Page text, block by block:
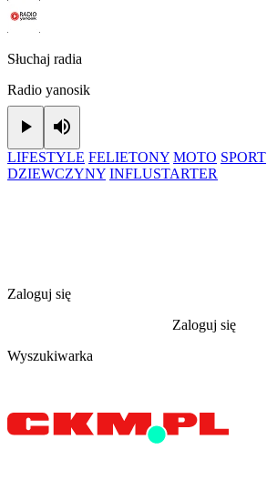
Słuchaj radia
Radio yanosik
Play
LIFESTYLE FELIETONY MOTO SPORT
DZIEWCZYNY INFLUSTARTER
Zaloguj się
Zaloguj się
Wyszukiwarka